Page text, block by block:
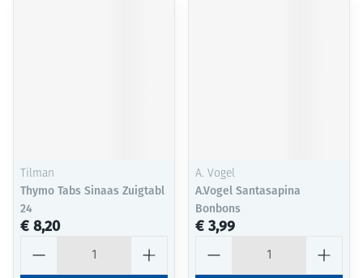
Tilman
Thymo Tabs Sinaas Zuigtabl
24
€ 8,20
A. Vogel
A.Vogel Santasapina
Bonbons
€ 3,99